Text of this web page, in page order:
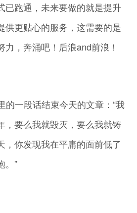
已跑通，未来要做的就是提升
供更贴心的服务，这需要的是
力，奔涌吧！后浪and前浪！
的一段话结束今天的文章：“我
，要么我就毁灭，要么我就铸
，你发现我在平庸的面前低了
。”